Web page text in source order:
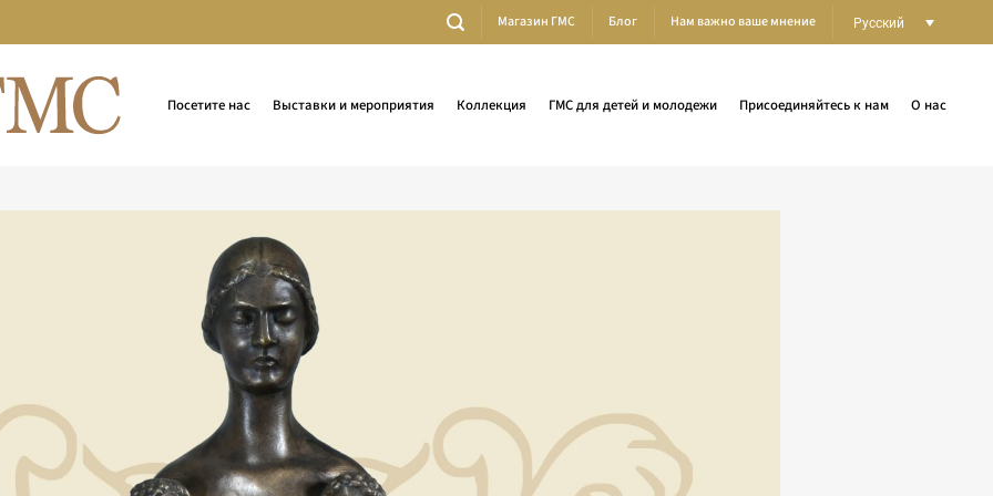
Магазин ГМС Блог Нам важно ваше мнение Русский
Посетите нас Выставки и мероприятия Коллекция ГМС для детей и молодежи Присоединяйтесь к нам О нас